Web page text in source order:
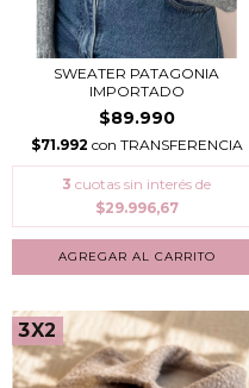
SWEATER PATAGONIA
IMPORTADO
$89.990
$71.992 con TRANSFERENCIA
3 cuotas sin interés de
$29.996,67
3X2